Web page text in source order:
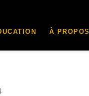
À PROPOS